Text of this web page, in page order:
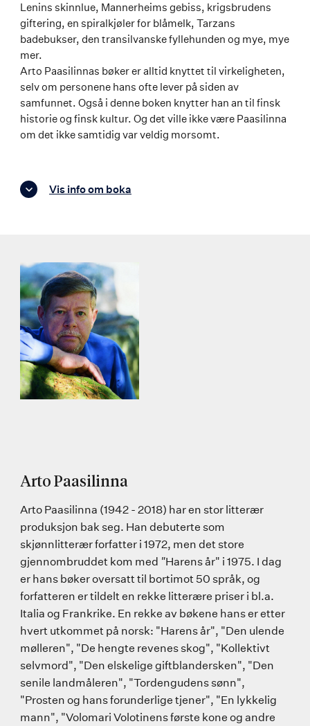
Lenins skinnlue, Mannerheims gebiss, krigsbrudens
giftering, en spiralkjøler for blåmelk, Tarzans
badebukser, den transilvanske fyllehunden og mye, mye
mer.
Arto Paasilinnas bøker er alltid knyttet til virkeligheten,
selv om personene hans ofte lever på siden av
samfunnet. Også i denne boken knytter han an til finsk
historie og finsk kultur. Og det ville ikke være Paasilinna
om det ikke samtidig var veldig morsomt.
Vis info om boka
Arto Paasilinna
Arto Paasilinna (1942 - 2018) har en stor litterær
produksjon bak seg. Han debuterte som
skjønnlitterær forfatter i 1972, men det store
gjennombruddet kom med "Harens år" i 1975. I dag
er hans bøker oversatt til bortimot 50 språk, og
forfatteren er tildelt en rekke litterære priser i bl.a.
Italia og Frankrike. En rekke av bøkene hans er etter
hvert utkommet på norsk: "Harens år", "Den ulende
mølleren", "De hengte revenes skog", "Kollektivt
selvmord", "Den elskelige giftblandersken", "Den
senile landmåleren", "Tordengudens sønn",
"Prosten og hans forunderlige tjener", "En lykkelig
mann", "Volomari Volotinens første kone og andre